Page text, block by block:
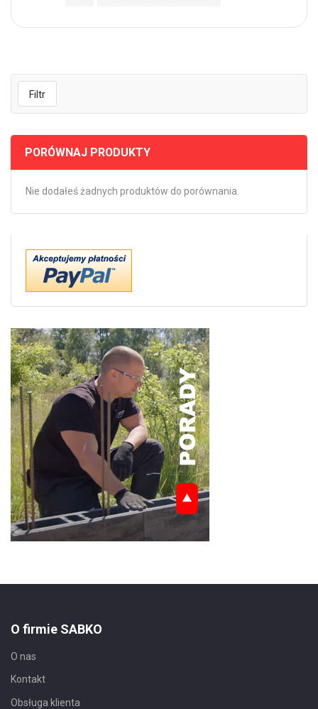
Filtr
PORÓWNAJ PRODUKTY
Nie dodałeś żadnych produktów do porównania.
O firmie SABKO
O nas
Kontakt
Obsługa klienta